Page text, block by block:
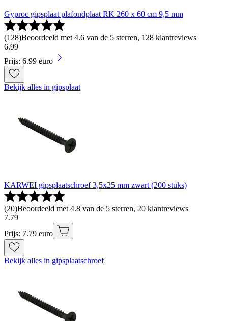
Gyproc gipsplaat plafondplaat RK 260 x 60 cm 9,5 mm
(128)Beoordeeld met 4.6 van de 5 sterren, 128 klantreviews
6.99
Prijs: 6.99 euro
Bekijk alles in gipsplaat
KARWEI gipsplaatschroef 3,5x25 mm zwart (200 stuks)
(20)Beoordeeld met 4.8 van de 5 sterren, 20 klantreviews
7.79
Prijs: 7.79 euro
Bekijk alles in gipsplaatschroef